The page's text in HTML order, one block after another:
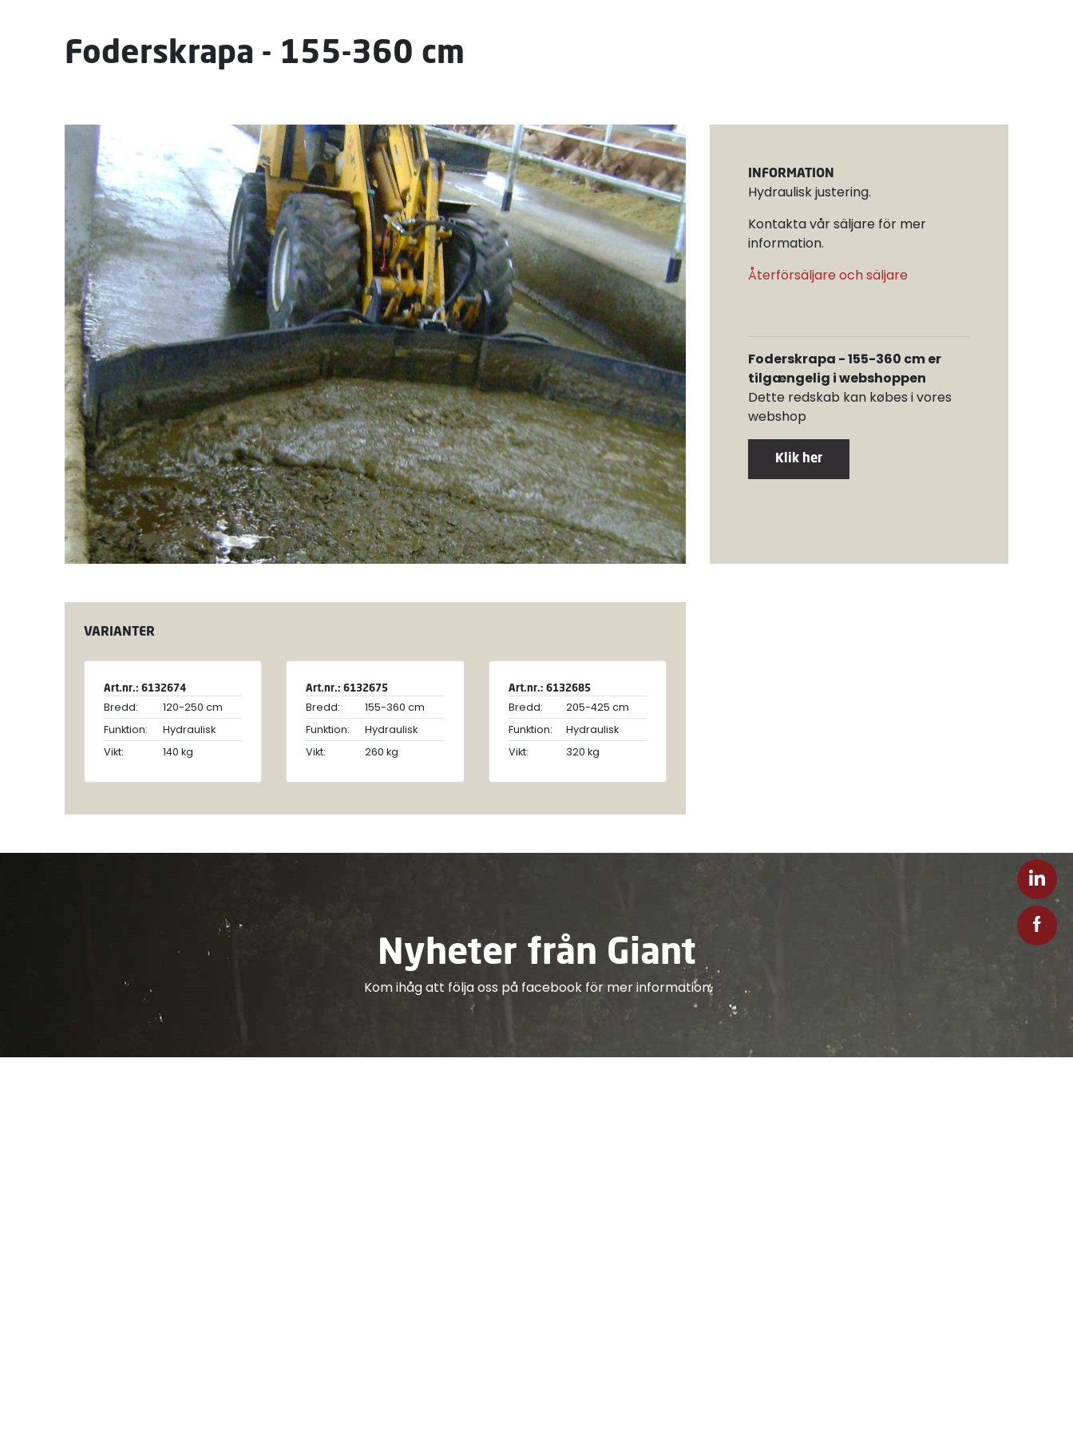
Foderskrapa - 155-360 cm
INFORMATION
Hydraulisk justering.
Kontakta vår säljare för mer
information.
Återförsäljare och säljare
Foderskrapa - 155-360 cm er
tilgængelig i webshoppen
Dette redskab kan købes i vores
webshop
Klik her
VARIANTER
Art.nr.: 6132674
Bredd:
120-250 cm
Funktion:
Hydraulisk
Vikt:
140 kg
Art.nr.: 6132675
Bredd:
155-360 cm
Funktion:
Hydraulisk
Vikt:
260 kg
Art.nr.: 6132685
Bredd:
205-425 cm
Funktion:
Hydraulisk
Vikt:
320 kg
Nyheter från Giant
Kom ihåg att följa oss på facebook för mer information